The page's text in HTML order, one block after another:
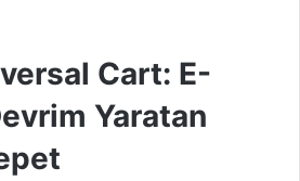
Cart: E-
Yaratan